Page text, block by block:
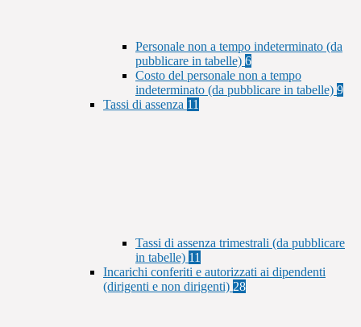
Personale non a tempo indeterminato (da
pubblicare in tabelle) 6
Costo del personale non a tempo
indeterminato (da pubblicare in tabelle) 9
Tassi di assenza 11
Tassi di assenza trimestrali (da pubblicare
in tabelle) 11
Incarichi conferiti e autorizzati ai dipendenti
(dirigenti e non dirigenti) 28